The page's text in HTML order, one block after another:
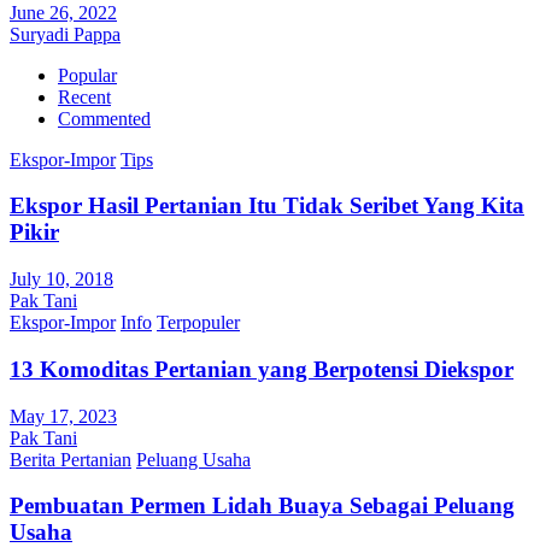
June 26, 2022
Suryadi Pappa
Popular
Recent
Commented
Ekspor-Impor Tips
Ekspor Hasil Pertanian Itu Tidak Seribet Yang Kita
Pikir
July 10, 2018
Pak Tani
Ekspor-Impor Info Terpopuler
13 Komoditas Pertanian yang Berpotensi Diekspor
May 17, 2023
Pak Tani
Berita Pertanian Peluang Usaha
Pembuatan Permen Lidah Buaya Sebagai Peluang
Usaha